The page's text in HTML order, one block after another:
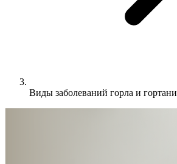
Виды заболеваний горла и гортани